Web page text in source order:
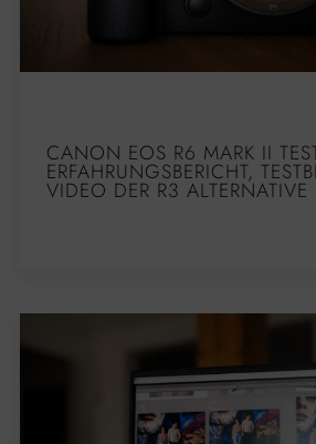
CANON EOS R6 MARK II
ERFAHRUNGSBERICHT,
VIDEO DER R3 ALTERNATIVE